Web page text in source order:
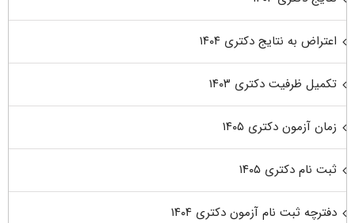
اعتراض به نتایج دکتری ۱۴۰۴
تکمیل ظرفیت دکتری ۱۴۰۳
زمان آزمون دکتری ۱۴۰۵
ثبت نام دکتری ۱۴۰۵
دفترچه ثبت نام آزمون دکتری ۱۴۰۴